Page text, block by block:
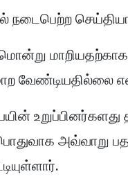
நடைபெற்ற
மாறியதற்காக
வேண்டியதில்லை
அவ்வாறு